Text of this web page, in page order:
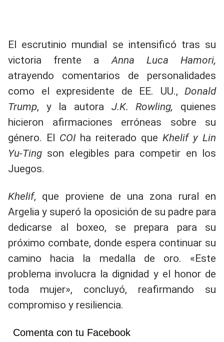
El escrutinio mundial se intensificó tras su
victoria frente aAnna Luca Hamori,
atrayendo comentarios de personalidades
como el expresidente de EE. UU., Donald
Trump, y la autora J.K. Rowling, quienes
hicieron afirmaciones erróneas sobre su
género. El COI ha reiterado que Khelif y Lin
Yu-Ting son elegibles para competir en los
Juegos.
Khelif, que proviene de una zona rural en
Argelia y superó la oposición de su padre para
dedicarse al boxeo, se prepara para su
próximo combate, donde espera continuar su
camino hacia la medalla de oro. «Este
problema involucra la dignidad y el honor de
toda mujer», concluyó, reafirmando su
compromiso y resiliencia.
Comenta con tu Facebook